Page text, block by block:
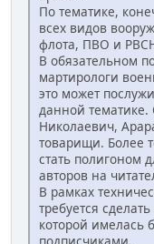
По тематике,
всех видов
флота, ПВО и
В обязательном
мартирологи
это может
данной
Николаевич,
товарищи. Более
стать полигоном
авторов на
В рамках
требуется
которой имелась
подписчиками.